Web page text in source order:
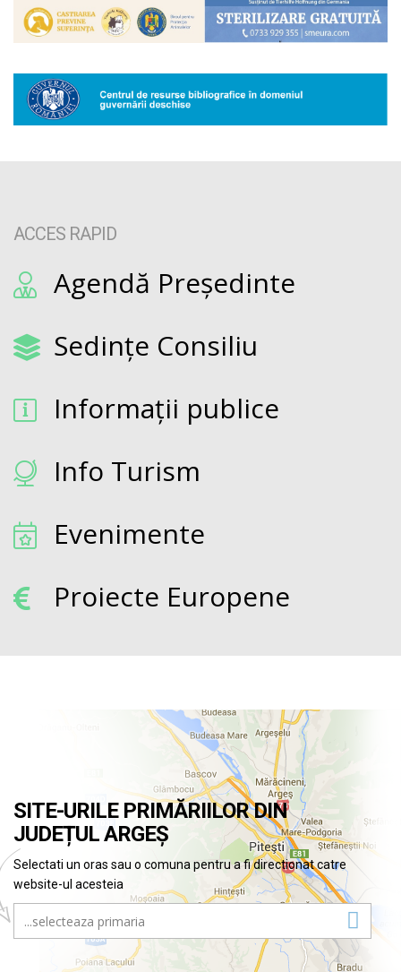
ACCES RAPID
Agendă Președinte
Sedințe Consiliu
Informații publice
Info Turism
Evenimente
Proiecte Europene
SITE-URILE PRIMĂRIILOR DIN
JUDEȚUL ARGEȘ
Selectati un oras sau o comuna pentru a fi directionat catre
website-ul acesteia